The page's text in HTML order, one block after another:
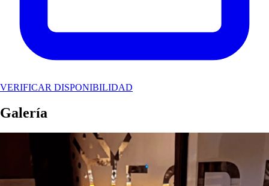
VERIFICAR DISPONIBILIDAD
Galería